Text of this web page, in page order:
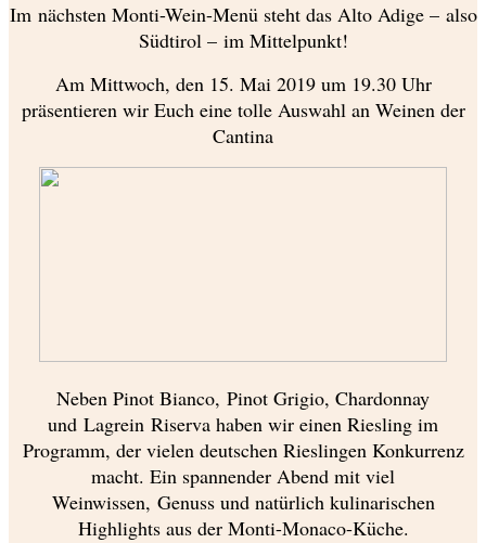
Im nächsten Monti-Wein-Menü steht das Alto Adige – also
Südtirol – im Mittelpunkt!
Am Mittwoch, den 15. Mai 2019 um 19.30 Uhr
präsentieren wir Euch eine tolle Auswahl an Weinen der
Cantina
Neben Pinot Bianco, Pinot Grigio, Chardonnay
und Lagrein Riserva haben wir einen Riesling im
Programm, der vielen deutschen Rieslingen Konkurrenz
macht. Ein spannender Abend mit viel
Weinwissen, Genuss und natürlich kulinarischen
Highlights aus der Monti-Monaco-Küche.